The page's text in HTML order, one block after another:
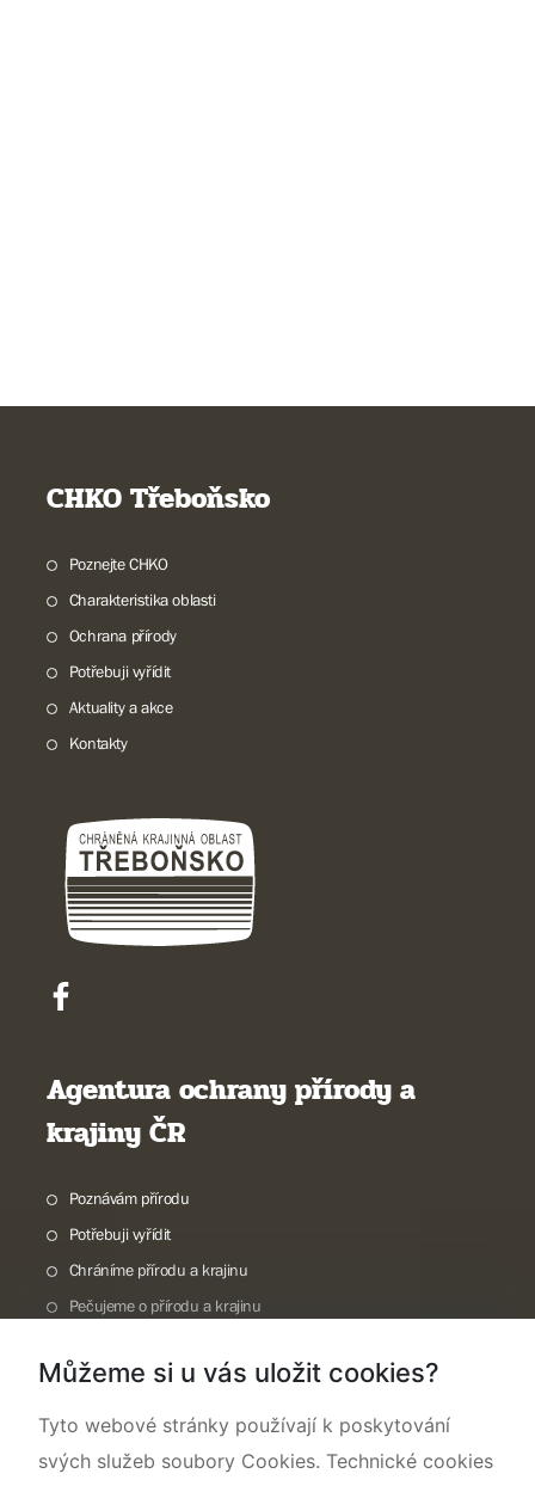
CHKO Třeboňsko
Poznejte CHKO
Charakteristika oblasti
Ochrana přírody
Potřebuji vyřídit
Aktuality a akce
Kontakty
Agentura ochrany přírody a
krajiny ČR
Poznávám přírodu
Potřebuji vyřídit
Chráníme přírodu a krajinu
Pečujeme o přírodu a krajinu
O nás
Můžeme si u vás uložit cookies?
Tyto webové stránky používají k poskytování
svých služeb soubory Cookies. Technické cookies